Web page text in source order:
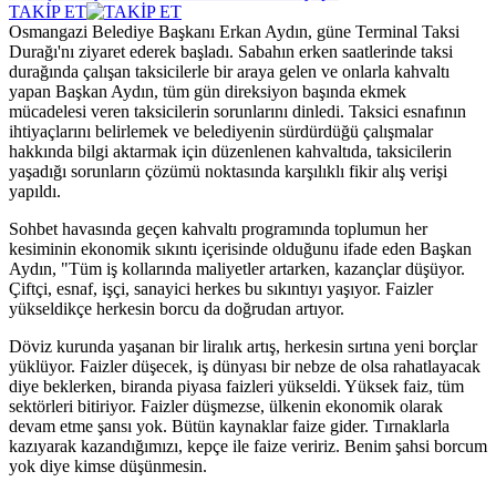
TAKİP ET
Osmangazi Belediye Başkanı Erkan Aydın, güne Terminal Taksi
Durağı'nı ziyaret ederek başladı. Sabahın erken saatlerinde taksi
durağında çalışan taksicilerle bir araya gelen ve onlarla kahvaltı
yapan Başkan Aydın, tüm gün direksiyon başında ekmek
mücadelesi veren taksicilerin sorunlarını dinledi. Taksici esnafının
ihtiyaçlarını belirlemek ve belediyenin sürdürdüğü çalışmalar
hakkında bilgi aktarmak için düzenlenen kahvaltıda, taksicilerin
yaşadığı sorunların çözümü noktasında karşılıklı fikir alış verişi
yapıldı.
Sohbet havasında geçen kahvaltı programında toplumun her
kesiminin ekonomik sıkıntı içerisinde olduğunu ifade eden Başkan
Aydın, "Tüm iş kollarında maliyetler artarken, kazançlar düşüyor.
Çiftçi, esnaf, işçi, sanayici herkes bu sıkıntıyı yaşıyor. Faizler
yükseldikçe herkesin borcu da doğrudan artıyor.
Döviz kurunda yaşanan bir liralık artış, herkesin sırtına yeni borçlar
yüklüyor. Faizler düşecek, iş dünyası bir nebze de olsa rahatlayacak
diye beklerken, biranda piyasa faizleri yükseldi. Yüksek faiz, tüm
sektörleri bitiriyor. Faizler düşmezse, ülkenin ekonomik olarak
devam etme şansı yok. Bütün kaynaklar faize gider. Tırnaklarla
kazıyarak kazandığımızı, kepçe ile faize veririz. Benim şahsi borcum
yok diye kimse düşünmesin.